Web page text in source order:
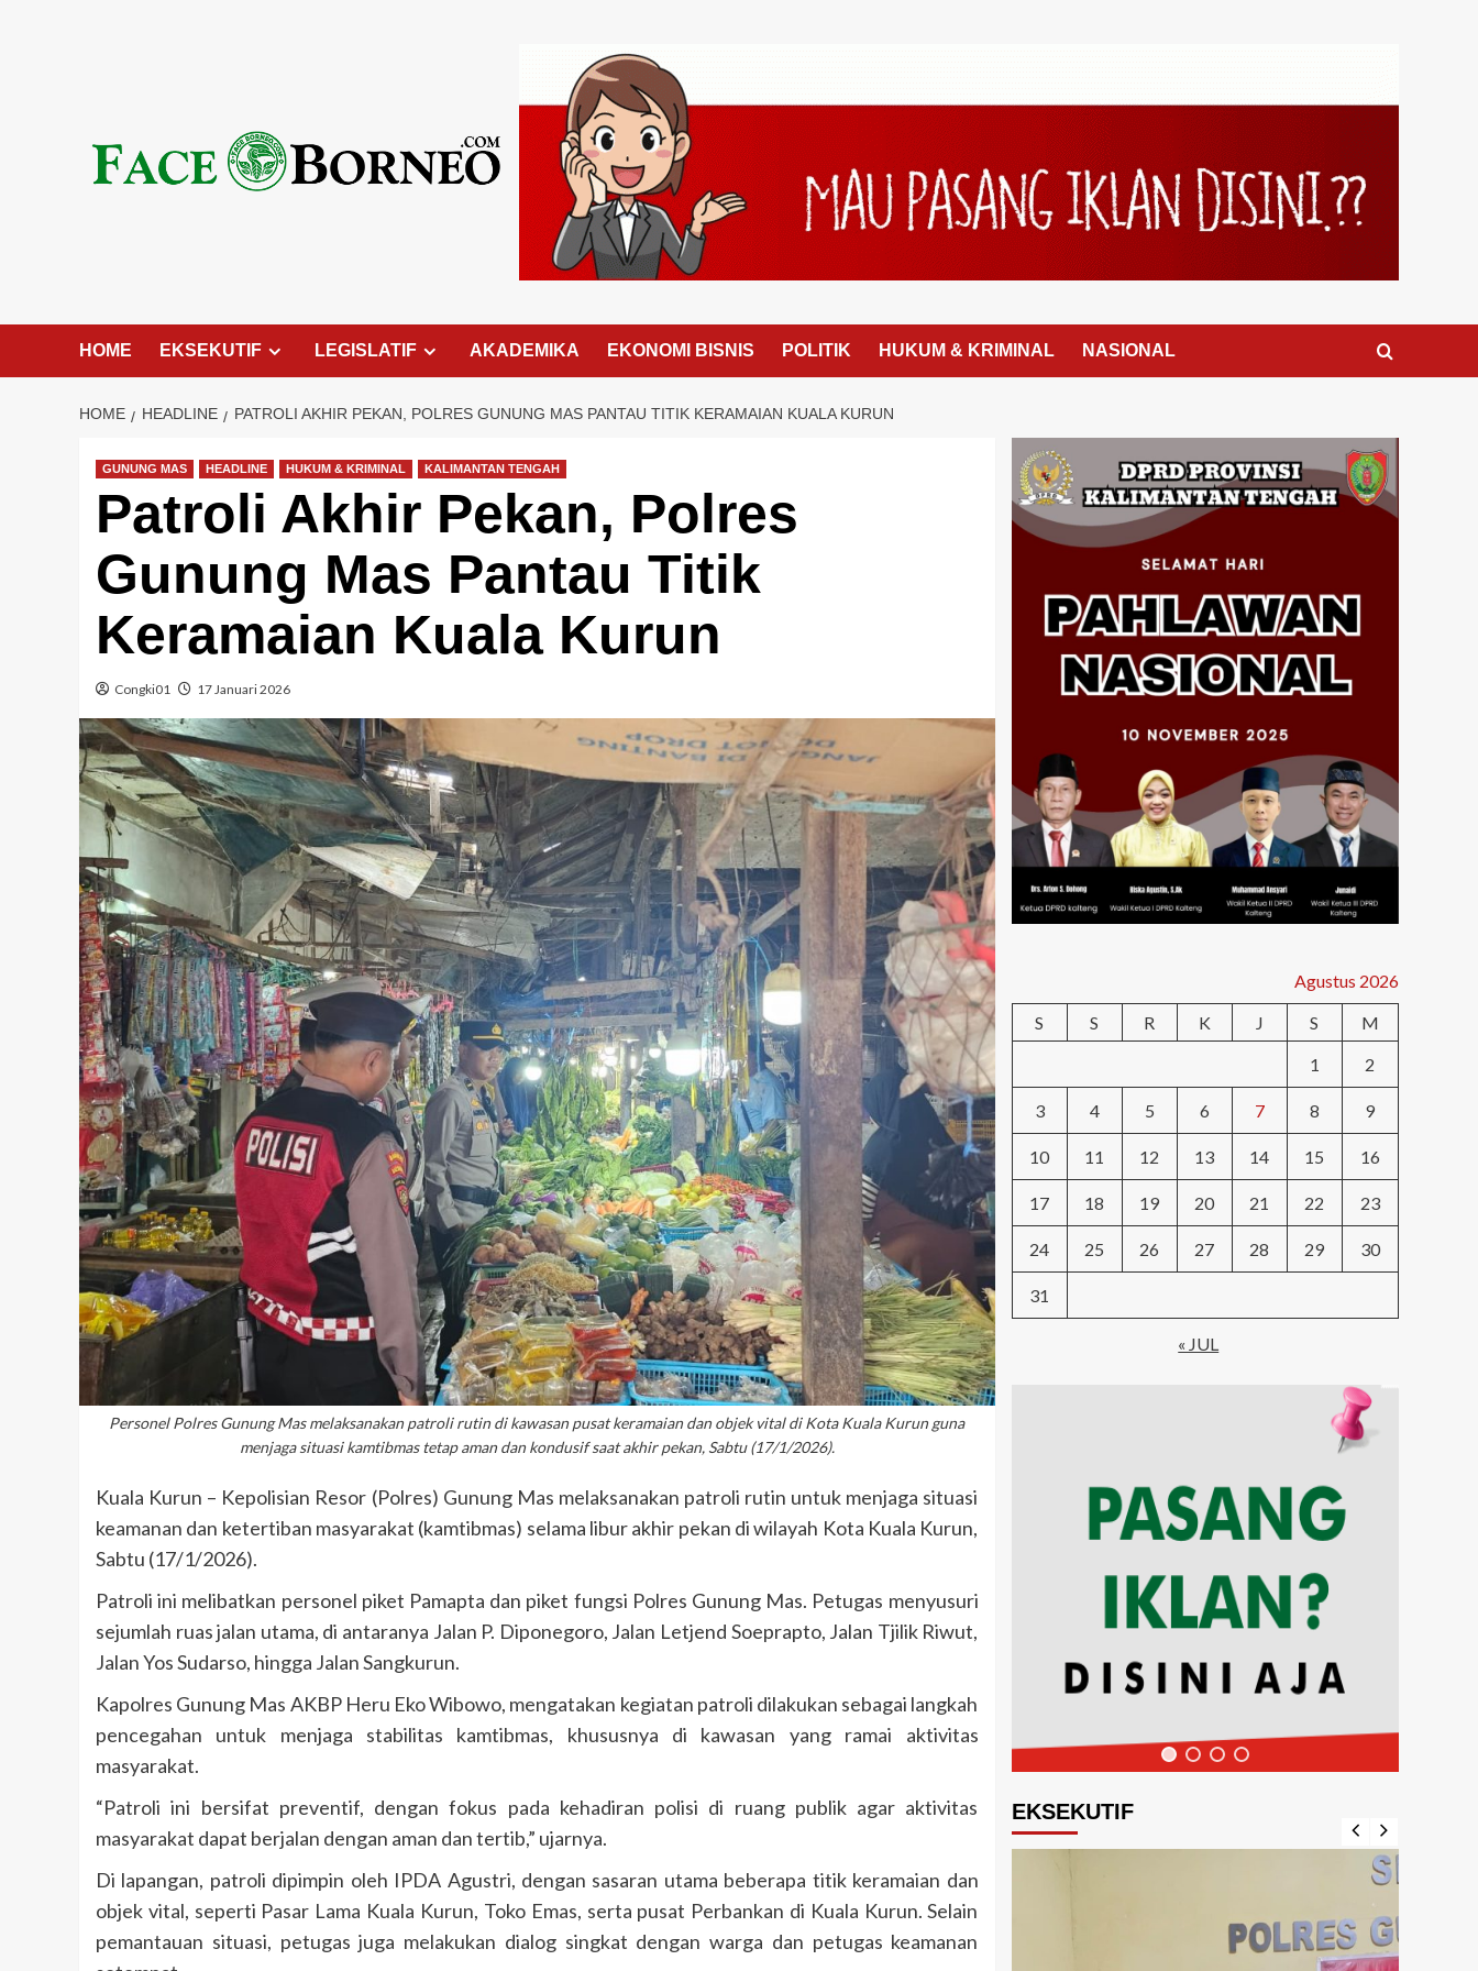
HOME EKSEKUTIF LEGISLATIF AKADEMIKA EKONOMI BISNIS POLITIK HUKUM & KRIMINAL NASIONAL
HOME HEADLINE PATROLI AKHIR PEKAN, POLRES GUNUNG MAS PANTAU TITIK KERAMAIAN KUALA KURUN
GUNUNG MAS HEADLINE HUKUM & KRIMINAL KALIMANTAN TENGAH
Patroli Akhir Pekan, Polres
Gunung Mas Pantau Titik
Keramaian Kuala Kurun
Congki01 17 Januari 2026
Personel Polres Gunung Mas melaksanakan patroli rutin di kawasan pusat keramaian dan objek vital di Kota Kuala Kurun guna
menjaga situasi kamtibmas tetap aman dan kondusif saat akhir pekan, Sabtu (17/1/2026).
Kuala Kurun – Kepolisian Resor (Polres) Gunung Mas melaksanakan patroli rutin untuk menjaga situasi
keamanan dan ketertiban masyarakat (kamtibmas) selama libur akhir pekan di wilayah Kota Kuala Kurun,
Sabtu (17/1/2026).
Patroli ini melibatkan personel piket Pamapta dan piket fungsi Polres Gunung Mas. Petugas menyusuri
sejumlah ruas jalan utama, di antaranya Jalan P. Diponegoro, Jalan Letjend Soeprapto, Jalan Tjilik Riwut,
Jalan Yos Sudarso, hingga Jalan Sangkurun.
Kapolres Gunung Mas AKBP Heru Eko Wibowo, mengatakan kegiatan patroli dilakukan sebagai langkah
pencegahan untuk menjaga stabilitas kamtibmas, khususnya di kawasan yang ramai aktivitas
masyarakat.
“Patroli ini bersifat preventif, dengan fokus pada kehadiran polisi di ruang publik agar aktivitas
masyarakat dapat berjalan dengan aman dan tertib,” ujarnya.
Di lapangan, patroli dipimpin oleh IPDA Agustri, dengan sasaran utama beberapa titik keramaian dan
objek vital, seperti Pasar Lama Kuala Kurun, Toko Emas, serta pusat Perbankan di Kuala Kurun. Selain
pemantauan situasi, petugas juga melakukan dialog singkat dengan warga dan petugas keamanan
Agustus 2026
S
S R K J S
M
1
2
3 4 5 6 7 8 9
10 11 12 13 14 15 16
17 18 19 20 21 22 23
24 25 26 27 28 29 30
31
« JUL
EKSEKUTIF